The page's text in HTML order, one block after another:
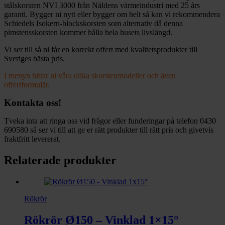
stålskorsten NVI 3000 från Näldens värmeindustri med 25 års
garanti. Bygger ni nytt eller bygger om helt så kan vi rekommendera
Schiedels Isokern-blockskorsten som alternativ då denna
pimstensskorsten kommer hålla hela husets livslängd.
Vi ser till så ni får en korrekt offert med kvalitetsprodukter till
Sveriges bästa pris.
I menyn hittar ni våra olika skorstenmodeller och även
offertformulär.
Kontakta oss!
Tveka inta att ringa oss vid frågor eller funderingar på telefon 0430
690580 så ser vi till att ge er rätt produkter till rätt pris och givetvis
fraktfritt levererat.
Relaterade produkter
Rökrör
Rökrör Ø150 – Vinklad 1×15°